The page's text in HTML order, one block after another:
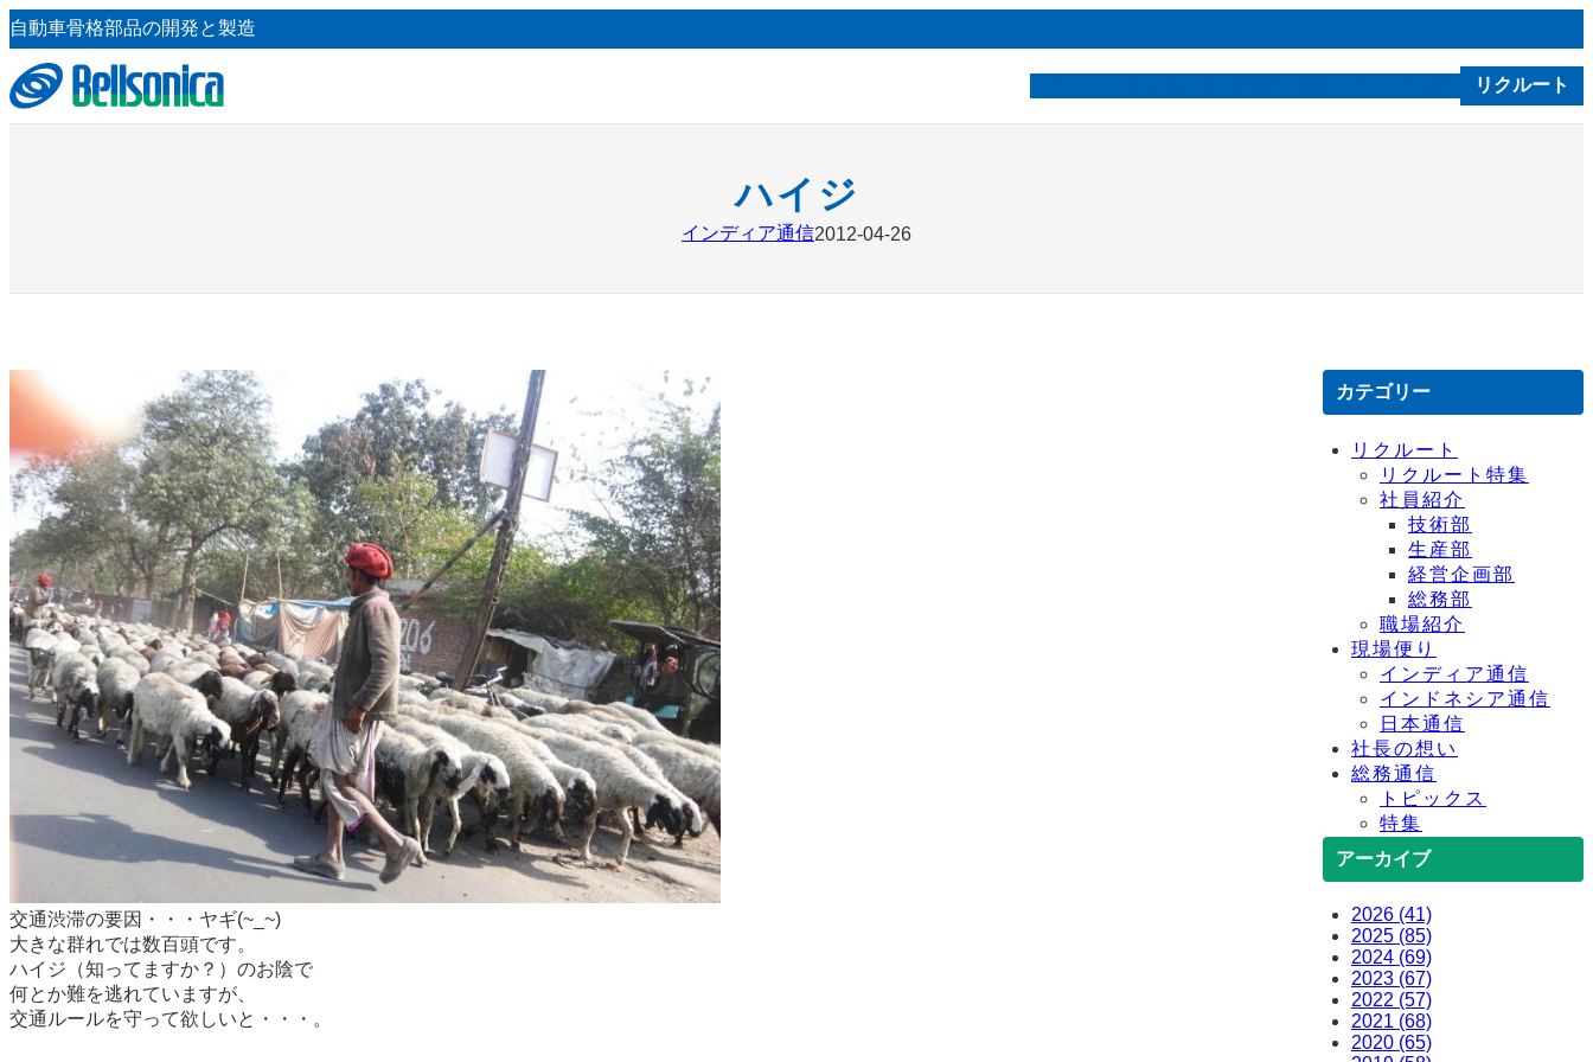
内
容
を
ス
キ
自動車骨格部品の開発と製造
リクルート
ハイジ
インディア通信2012-04-26
交通渋滞の要因・・・ヤギ(~_~)
大きな群れでは数百頭です。
ハイジ（知ってますか？）のお陰で
何とか難を逃れていますが、
交通ルールを守って欲しいと・・・。
カテゴリー
リクルート
リクルート特集
社員紹介
技術部
生産部
経営企画部
総務部
職場紹介
現場便り
インディア通信
インドネシア通信
日本通信
社長の想い
総務通信
トピックス
特集
アーカイブ
2026 (41)
2025 (85)
2024 (69)
2023 (67)
2022 (57)
2021 (68)
2020 (65)